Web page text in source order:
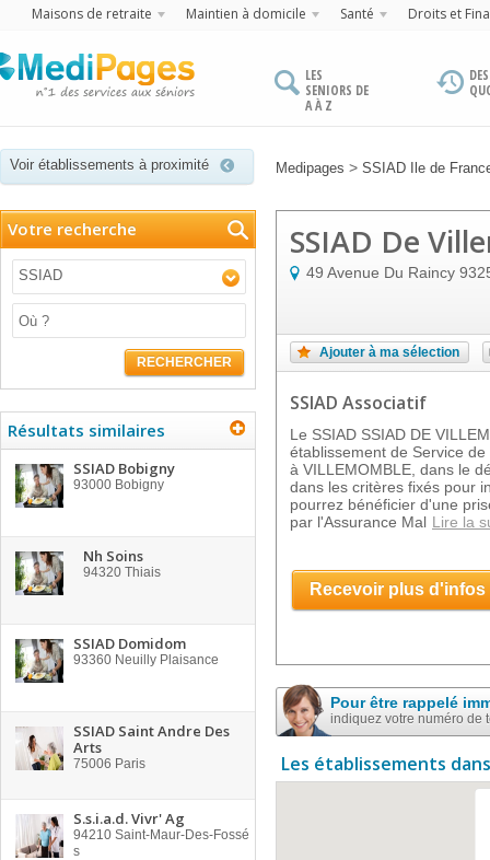
Maisons de retraite Maintien à domicile Santé Droits et
LES
SENIORS DE
A À Z
Voir établissements à proximité Medipages > SSIAD Ile de
Votre recherche
SSIAD
RECHERCHER
Résultats similaires
SSIAD Bobigny
93000 Bobigny
Nh Soins
94320 Thiais
SSIAD Domidom
93360 Neuilly Plaisance
SSIAD Saint Andre Des
Arts
75006 Paris
S.s.i.a.d. Vivr' Ag
94210 Saint-Maur-Des-Fossé
s
SSIAD De
49 Avenue Du Raincy
Ajouter à ma sélection
SSIAD Associatif
Le SSIAD SSIAD DE
établissement de Service
à VILLEMOMBLE, dans le
dans les critères fixés pour
pourrez bénéficier d'une
par l'Assurance Mal Lire la
Recevoir plus d'infos
Pour être rappelé
indiquez votre numéro de
Les établissements